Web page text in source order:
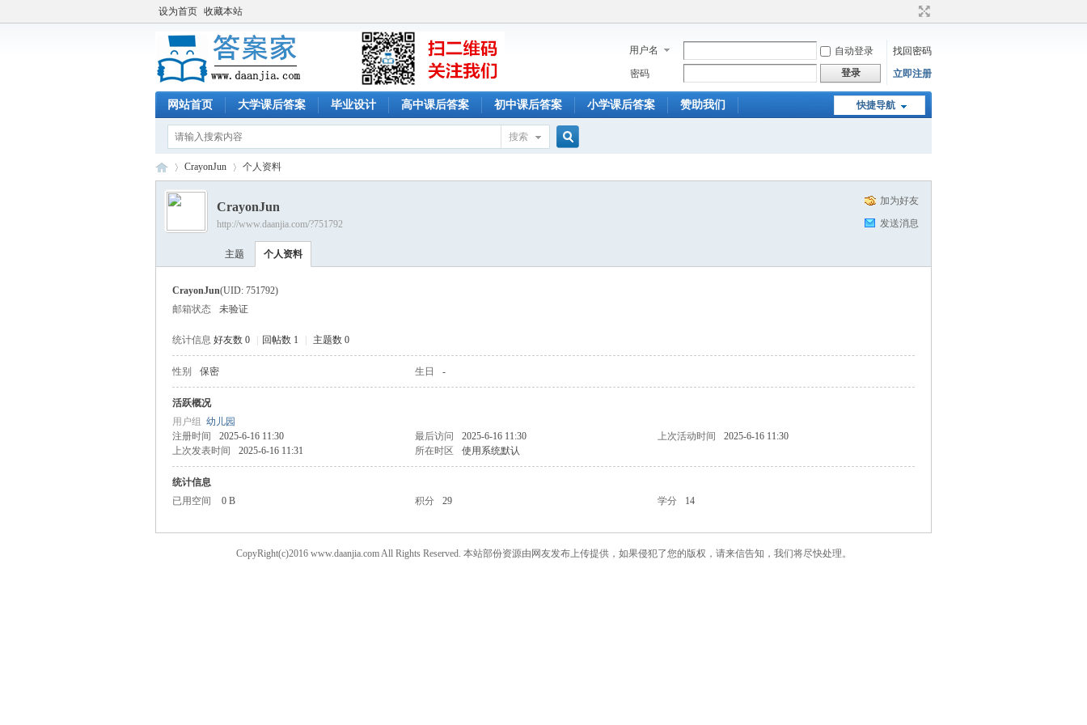
设为首页 收藏本站
用户名 自动登录
找回密码
密码
登录 立即注册
快捷导航
网站首页 大学课后答案 毕业设计 高中课后答案 初中课后答案 小学课后答案 赞助我们
搜索
›
CrayonJun 个人资料
加为好友
发送消息
CrayonJun
http://www.daanjia.com/?751792
主题 个人资料
CrayonJun(UID: 751792)
邮箱状态
未验证
统计信息 好友数 0 回帖数 1 主题数 0
性别 保密 生日 -
活跃概况
用户组 幼儿园
注册时间
2025-6-16 11:30 最后访问 2025-6-16 11:30 上次活动时间
2025-6-16 11:30
上次发表时间
2025-6-16 11:31 所在时区 使用系统默认
统计信息
已用空间
0 B 积分 29 学分 14
CopyRight(c)2016 www.daanjia.com All Rights Reserved. 本站部份资源由网友发布上传提供，如果侵犯了您的版权，请来信告知，我们将尽快处理。